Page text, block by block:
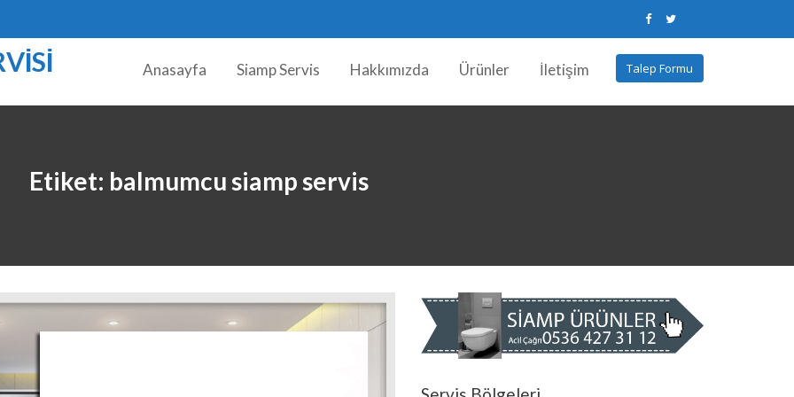
Talep Formu
Anasayfa Siamp Servis Hakkımızda Ürünler İletişim
Etiket: balmumcu siamp servis